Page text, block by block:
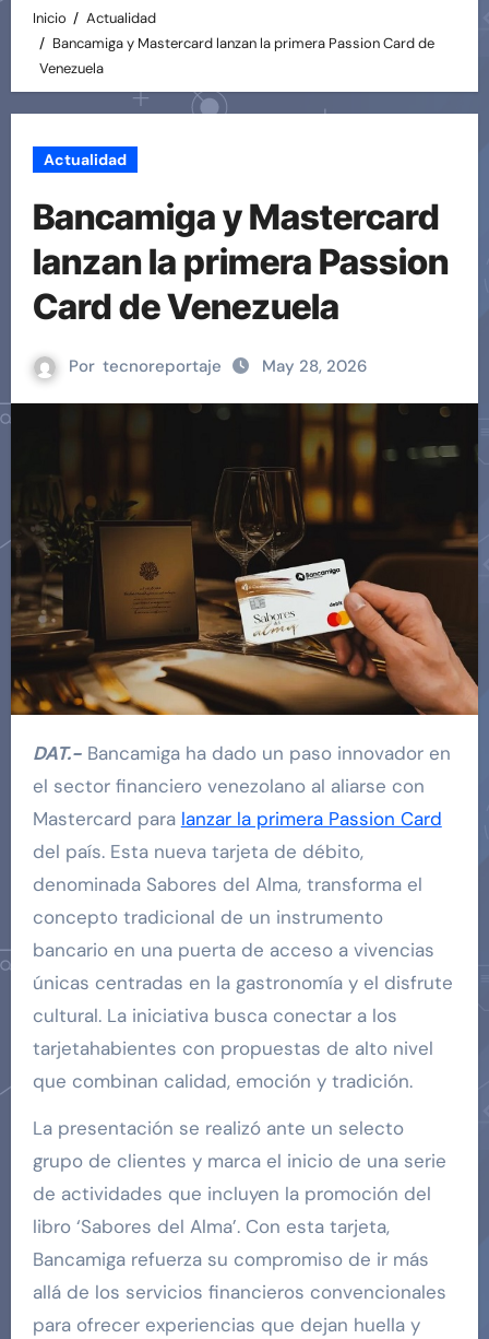
Inicio
Actualidad
Bancamiga y Mastercard lanzan la primera Passion Card de
Venezuela
Actualidad
Bancamiga y Mastercard
lanzan la primera Passion
Card de Venezuela
Por tecnoreportaje May 28, 2026
DAT.-Bancamiga ha dado un paso innovador en
el sector financiero venezolano al aliarse con
Mastercard para lanzar la primera Passion Card
del país. Esta nueva tarjeta de débito,
denominada Sabores del Alma, transforma el
concepto tradicional de un instrumento
bancario en una puerta de acceso a vivencias
únicas centradas en la gastronomía y el disfrute
cultural. La iniciativa busca conectar a los
tarjetahabientes con propuestas de alto nivel
que combinan calidad, emoción y tradición.
La presentación se realizó ante un selecto
grupo de clientes y marca el inicio de una serie
de actividades que incluyen la promoción del
libro ‘Sabores del Alma’. Con esta tarjeta,
Bancamiga refuerza su compromiso de ir más
allá de los servicios financieros convencionales
para ofrecer experiencias que dejan huella y